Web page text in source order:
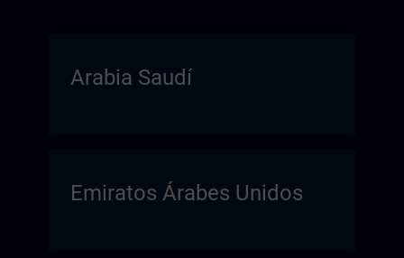
Arabia Saudí
Emiratos Árabes Unidos